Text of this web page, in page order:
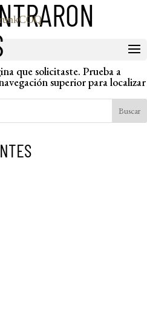
que solicitaste. Prueba a
superior para localizar